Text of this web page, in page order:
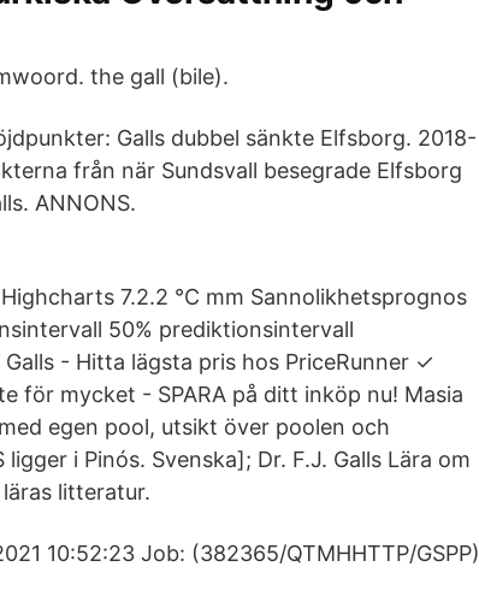
the gall (bile).
Galls dubbel sänkte Elfsborg. 2018-
från när Sundsvall besegrade Elfsborg
ANNONS.
7.2.2 °C mm Sannolikhetsprognos
50% prediktionsintervall
- Hitta lägsta pris hos PriceRunner ✓
för mycket - SPARA på ditt inköp nu! Masia
egen pool, utsikt över poolen och
i Pinós. Svenska]; Dr. F.J. Galls Lära om
litteratur.
10:52:23 Job: (382365/QTMHHTTP/GSPP)